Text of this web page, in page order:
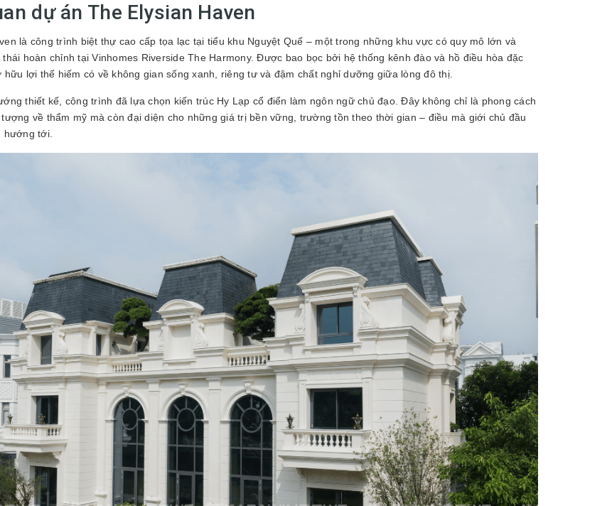
dự án The Elysian Haven
là công trình biệt thự cao cấp tọa lạc tại tiểu khu Nguyệt Quế – một trong những khu vực có quy mô lớn và
thái hoàn chỉnh tại Vinhomes Riverside The Harmony. Được bao bọc bởi hệ thống kênh đào và hồ điều hòa đặc
lợi thế hiếm có về không gian sống xanh, riêng tư và đậm chất nghỉ dưỡng giữa lòng đô thị.
thiết kế, công trình đã lựa chọn kiến trúc Hy Lạp cổ điển làm ngôn ngữ chủ đạo. Đây không chỉ là phong cách
về thẩm mỹ mà còn đại diện cho những giá trị bền vững, trường tồn theo thời gian – điều mà giới chủ đầu
hướng tới.